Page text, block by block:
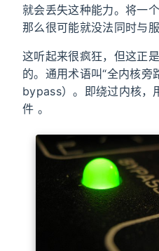
就会丢失这种能力。将一
那么很可能就没法同时与
这听起来很疯狂，但这正
的。通用术语叫“全内核
bypass）。即绕过内核，
件 。